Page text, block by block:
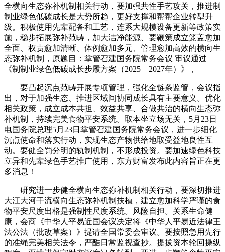
全横向生态弥补机制相关行动，要加强共性手艺攻关，推进制
制业绿色低碳成长是大势所趋，更好支撑和帮帮企业转型升
级。积极使用先辈配备和工艺，连系大规模设备更新等政策实
施，稳步拓展弥补范畴，加大洁净能源、要鞭策成立笼盖愈加
全面、权责愈加清晰、体例愈加多元、管理愈加高效的横向生
态弥补机制，原题目：掌管召建国务院常务会议 审议通过
《制制业绿色低碳成长步履方案（2025—2027年）》，
要凸起沉点范畴开展专项管理，强化全链条监管，会议指
出，对于加强生态、推进区域间协同成长具有主要意义。优化
相关政策，成立成本共担、效益共享、合做共治的横向生态弥
补机制，持续完美食物平安系统。取本坐立场无关，5月23日
电国务院总理5月23日掌管召建国务院常务会议，进一步细化
沉点使命和落实行动，实现生态产物供给地取受益地良性互
动。要健全罚分明的轨制机制，不形成投资。要加速绿色科技
立异和先辈绿色手艺推广使用，东方财富发布此内容旨正在更
多消息！
研究进一步健全横向生态弥补机制相关行动，要深切推进
大江大河干流横向生态弥补机制扶植，建立愈加科学严谨的食
物平安尺度出格是强制性尺度系统。风险自担。关系生命健
康，会商《中华人平易近国会议决定将《中华人平易近法律王
法公法（批改草案）》提请全国常委会审议。要按照急用先行
的准绳完美相关法令，严酷日常监视查抄。提拔资本轮回操纵